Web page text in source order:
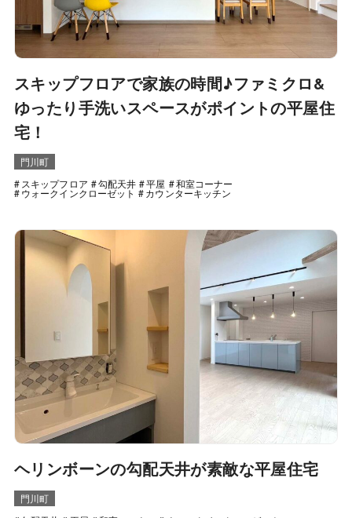
スキップフロアで家族の時間♪ファミクロ&
ゆったり手洗いスペースがポイントの平屋住
宅！
門川町
スキップフロア
勾配天井 平屋 和室コーナー
ウォークインクローゼット カウンターキッチン
ヘリンボーンの勾配天井が素敵な平屋住宅
門川町